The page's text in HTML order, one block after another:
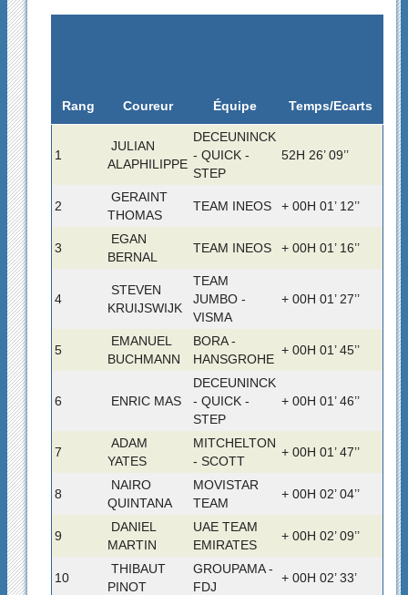
Rang Coureur Équipe Temps/Ecarts
1
JULIAN
ALAPHILIPPE
DECEUNINCK
- QUICK -
STEP
52H 26’ 09’’
2
GERAINT
THOMAS
TEAM INEOS + 00H 01’ 12’’
3
EGAN
BERNAL
TEAM INEOS + 00H 01’ 16’’
4
STEVEN
KRUIJSWIJK
TEAM
JUMBO -
VISMA
+ 00H 01’ 27’’
5
EMANUEL
BUCHMANN
BORA -
HANSGROHE
+ 00H 01’ 45’’
6 ENRIC MAS
DECEUNINCK
- QUICK -
STEP
+ 00H 01’ 46’’
7
ADAM
YATES
MITCHELTON
- SCOTT
+ 00H 01’ 47’’
8
NAIRO
QUINTANA
MOVISTAR
TEAM
+ 00H 02’ 04’’
9
DANIEL
MARTIN
UAE TEAM
EMIRATES
+ 00H 02’ 09’’
10
THIBAUT
PINOT
GROUPAMA -
FDJ
+ 00H 02’ 33’